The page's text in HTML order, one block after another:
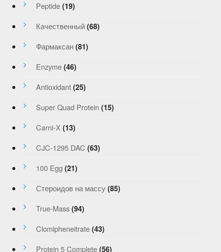
Peptide (19)
Качественный (68)
Фармаксан (81)
Enzyme (46)
Antioxidant (25)
Super Quad Protein (15)
Carni-X (13)
CJC-1295 DAC (63)
100 Egg (21)
Стероидов на массу (85)
True-Mass (94)
Clomipheneitrate (43)
Protein 5 Complete (56)